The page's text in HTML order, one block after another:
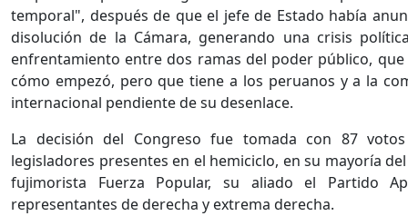
temporal", después de que el jefe de Estado había
disolución de la Cámara, generando una crisis
enfrentamiento entre dos ramas del poder público, que
cómo empezó, pero que tiene a los peruanos y a la
internacional pendiente de su desenlace.
La decisión del Congreso fue tomada con 87
legisladores presentes en el hemiciclo, en su mayoría
fujimorista Fuerza Popular, su aliado el Partido
representantes de derecha y extrema derecha.